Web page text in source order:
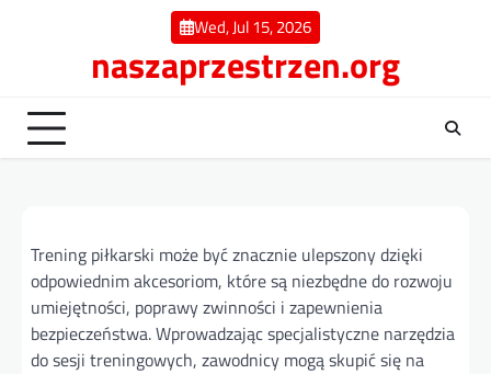
Wed, Jul 15, 2026
naszaprzestrzen.org
Trening piłkarski może być znacznie ulepszony dzięki
odpowiednim akcesoriom, które są niezbędne do rozwoju
umiejętności, poprawy zwinności i zapewnienia
bezpieczeństwa. Wprowadzając specjalistyczne narzędzia
do sesji treningowych, zawodnicy mogą skupić się na